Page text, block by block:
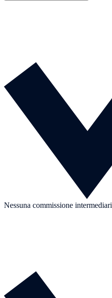
Nessuna commissione intermediari